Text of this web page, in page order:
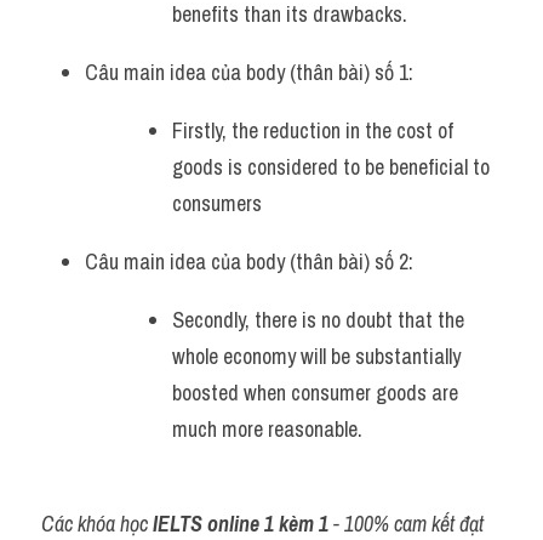
benefits than its drawbacks.
Câu main idea của body (thân bài) số 1:
Firstly, the reduction in the cost of
goods is considered to be beneficial to
consumers
Câu main idea của body (thân bài) số 2:
Secondly, there is no doubt that the
whole economy will be substantially
boosted when consumer goods are
much more reasonable.
Các khóa học IELTS online 1 kèm 1 - 100% cam kết đạt